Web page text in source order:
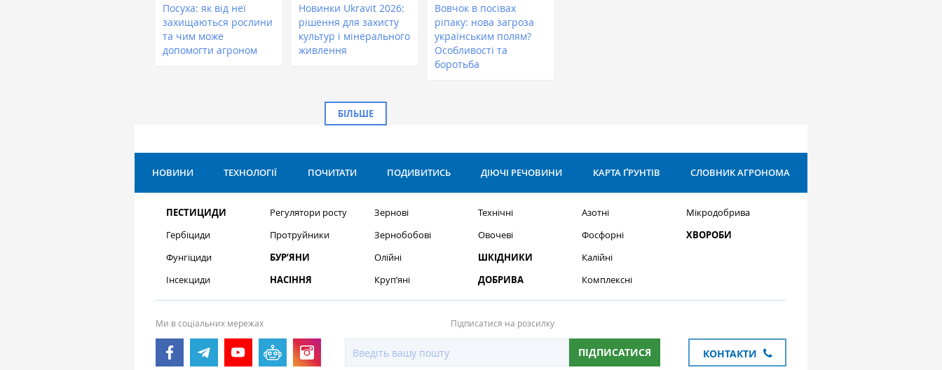
Посуха: як від неї
захищаються рослини
та чим може
допомогти агроном
Новинки Ukravit 2026:
рішення для захисту
культур і мінерального
живлення
Вовчок в посівах
ріпаку: нова загроза
українським полям?
Особливості та
боротьба
БІЛЬШЕ
НОВИНИ ТЕХНОЛОГІЇ ПОЧИТАТИ ПОДИВИТИСЬ ДІЮЧІ РЕЧОВИНИ КАРТА ҐРУНТІВ СЛОВНИК АГРОНОМА
ПЕСТИЦИДИ
Гербіциди
Фунгіциди
Інсекциди
Регулятори росту
Протруйники
БУР’ЯНИ
НАСІННЯ
Зернові
Зернобобові
Олійні
Круп’яні
Технічні
Овочеві
ШКІДНИКИ
ДОБРИВА
Азотні
Фосфорні
Калійні
Комплексні
Мікродобрива
ХВОРОБИ
Ми в соціальних мережах Підписатися на розсилку
ПІДПИСАТИСЯ КОНТАКТИ